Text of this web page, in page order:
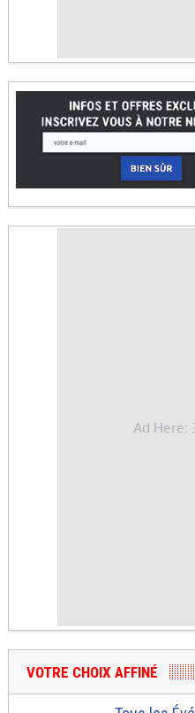
Ad Here:
VOTRE CHOIX AFFINÉ